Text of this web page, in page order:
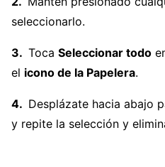
seleccionarlo.
Toca Seleccionar todo
el icono de la Papelera.
Desplázate hacia abajo
y repite la selección y